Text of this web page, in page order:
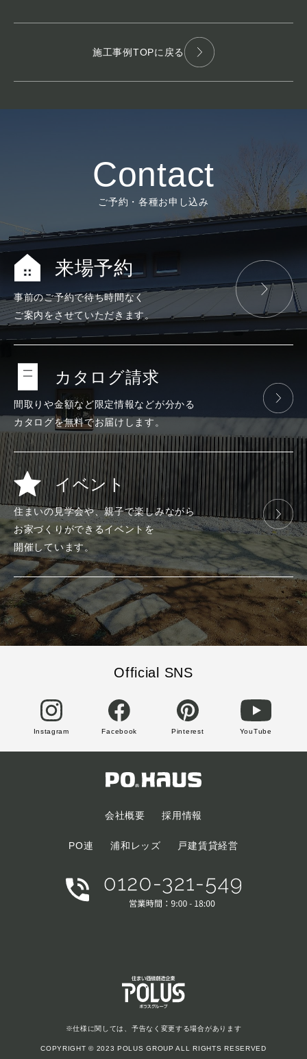
施工事例TOPに戻る
Contact
ご予約・各種お申し込み
来場予約
事前のご予約で待ち時間なく
ご案内をさせていただきます。
カタログ請求
間取りや金額など限定情報などが分かる
カタログを無料でお届けします。
イベント
住まいの見学会や、親子で楽しみながら
お家づくりができるイベントを
開催しています。
Official SNS
Instagram Facebook Pinterest YouTube
会社概要 採用情報
PO連 浦和レッズ 戸建賃貸経営
※仕様に関しては、予告なく変更する場合があります
COPYRIGHT © 2023 POLUS GROUP ALL RIGHTS RESERVED